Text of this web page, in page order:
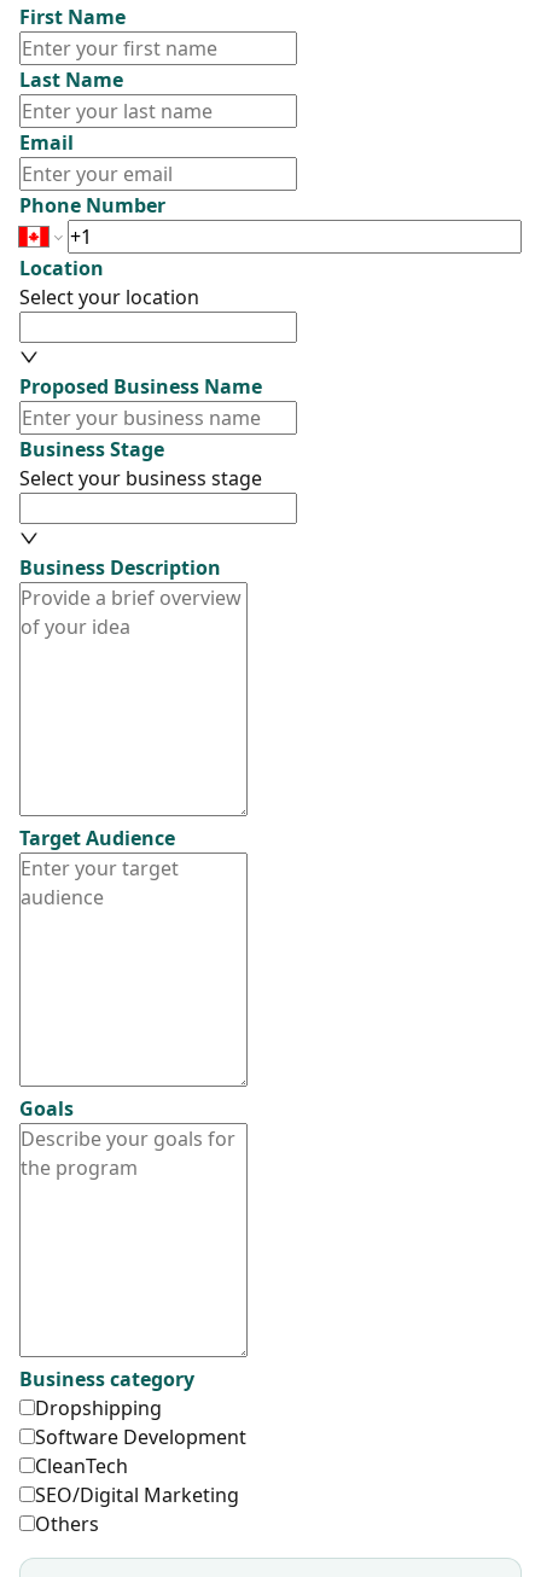
First Name
Last Name
Email
Phone Number
Location
Select your location
Proposed Business Name
Business Stage
Select your business stage
Business Description
Target Audience
Goals
Business category
Dropshipping
Software Development
CleanTech
SEO/Digital Marketing
Others